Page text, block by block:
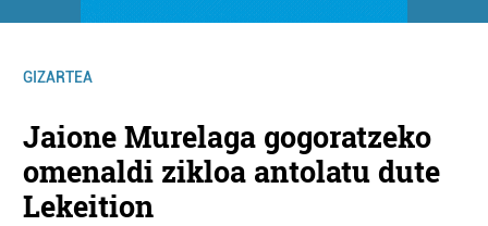
GIZARTEA
Jaione Murelaga gogoratzeko
omenaldi zikloa antolatu dute
Lekeition